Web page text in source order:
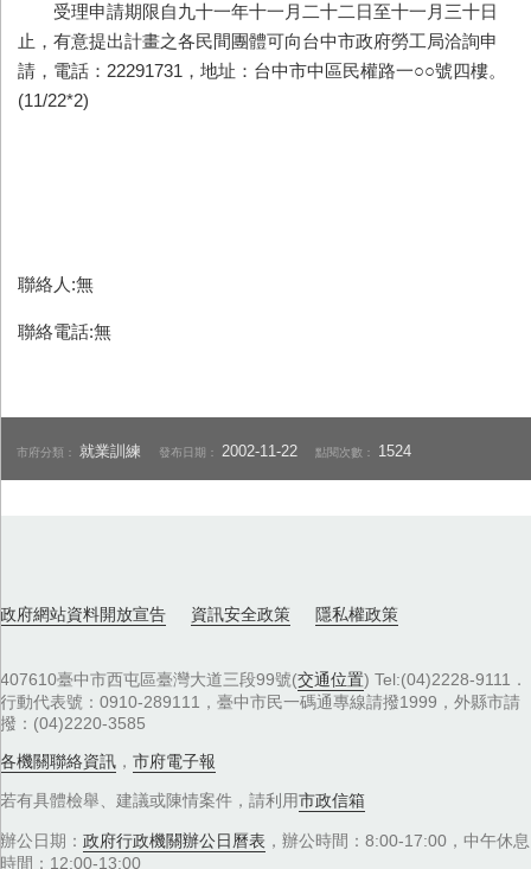
受理申請期限自九十一年十一月二十二日至十一月三十日
止，有意提出計畫之各民間團體可向台中市政府勞工局洽詢申
請，電話：22291731，地址：台中市中區民權路一○○號四樓。
(11/22*2)
聯絡人:無
聯絡電話:無
市府分類： 就業訓練 發布日期： 2002-11-22 點閱次數： 1524
政府網站資料開放宣告 資訊安全政策 隱私權政策
407610臺中市西屯區臺灣大道三段99號(交通位置) Tel:(04)2228-9111．
行動代表號：0910-289111，臺中市民一碼通專線請撥1999，外縣市請
撥：(04)2220-3585
各機關聯絡資訊 ， 市府電子報
若有具體檢舉、建議或陳情案件，請利用市政信箱
辦公日期： 政府行政機關辦公日曆表 ，辦公時間：8:00-17:00，中午休息
時間：12:00-13:00